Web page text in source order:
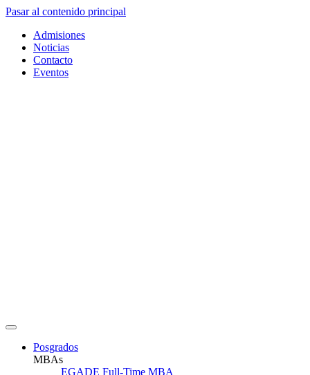
Pasar al contenido principal
Admisiones
Noticias
Contacto
Eventos
Posgrados
MBAs
EGADE Full-Time MBA